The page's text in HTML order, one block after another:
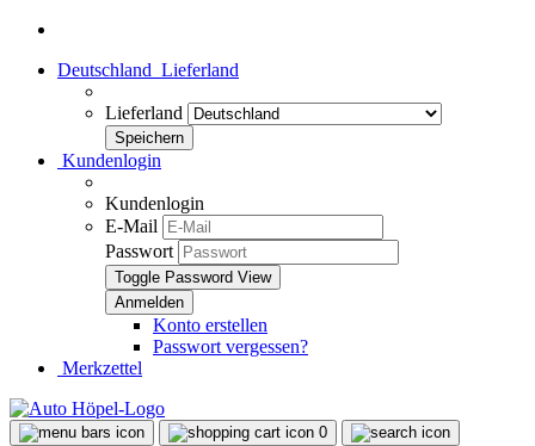
Deutschland Lieferland
Lieferland
Kundenlogin
Kundenlogin
E-Mail
Passwort
Toggle Password View
Konto erstellen
Passwort vergessen?
Merkzettel
0